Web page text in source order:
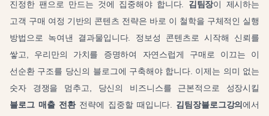
진정한 팬으로 만드는 것에 집중해야 합니다. 김팀장이 제시하는
고객 구매 여정 기반의 콘텐츠 전략은 바로 이 철학을 구체적인 실행
방법으로 녹여낸 결과물입니다. 정보성 콘텐츠로 시작해 신뢰를
쌓고, 우리만의 가치를 증명하여 자연스럽게 구매로 이끄는 이
선순환 구조를 당신의 블로그에 구축해야 합니다. 이제는 의미 없는
숫자 경쟁을 멈추고, 당신의 비즈니스를 근본적으로 성장시킬
블로그 매출 전환전략에 집중할 때입니다. 김팀장블로그강의에서